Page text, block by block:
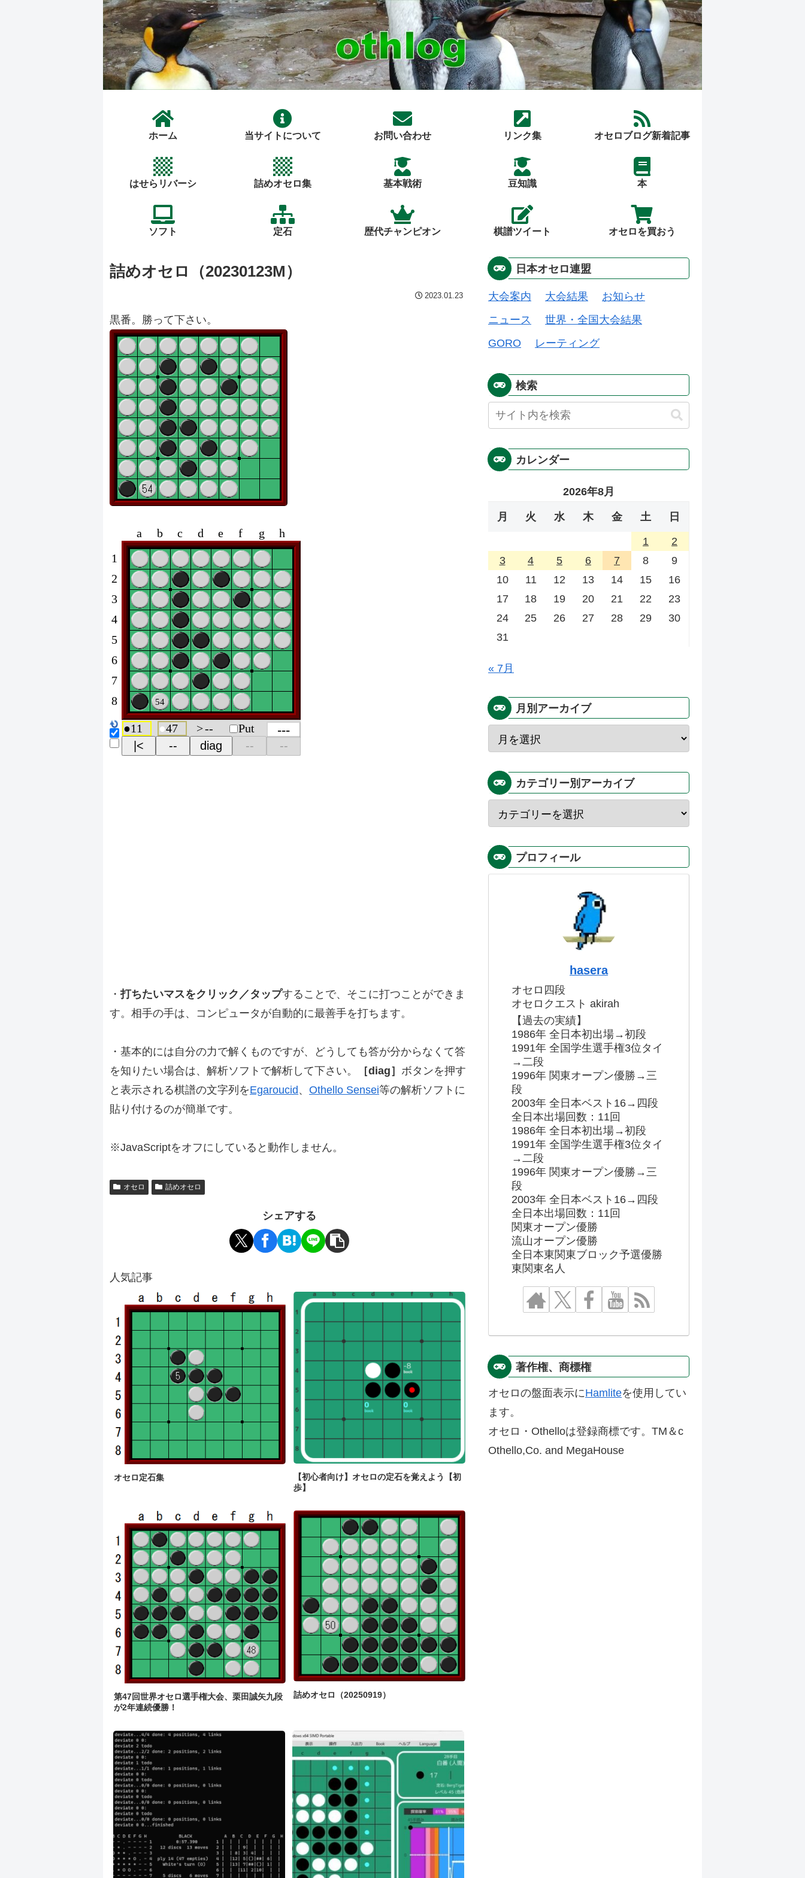
ホーム 当サイトについて お問い合わせ リンク集 オセロブログ新着記事
はせらリバーシ 詰めオセロ集 基本戦術 豆知識 本
ソフト 定石 歴代チャンピオン 棋譜ツイート オセロを買おう
詰めオセロ（20230123M）
2023.01.23
黒番。勝って下さい。
・打ちたいマスをクリック／タップすることで、そこに打つことができま
す。相手の手は、コンピュータが自動的に最善手を打ちます。
・基本的には自分の力で解くものですが、どうしても答が分からなくて答
を知りたい場合は、解析ソフトで解析して下さい。
［diag］ ボタンを押す
と表示される棋譜の文字列をEgaroucid、 Othello Sensei等の解析ソフトに
貼り付けるのが簡単です。
※JavaScriptをオフにしていると動作しません。
オセロ 詰めオセロ
シェアする
人気記事
オセロ定石集
【初心者向け】オセロの定石を覚えよう【初
歩】
第47回世界オセロ選手権大会、栗田誠矢九段
が2年連続優勝！
詰めオセロ（20250919）
日本オセロ連盟
大会案内 大会結果
お知らせ
ニュース
世界・全国大会結果
GORO
レーティング
検索
カレンダー
2026年8月
月 火 水 木 金 土 日
1
2
3
4 5 6 7 8
9
10
11 12 13 14 15
16
17
18 19 20 21 22
23
24
25 26 27 28 29
30
31
« 7月
月別アーカイブ
カテゴリー別アーカイブ
プロフィール
hasera
オセロ四段
オセロクエスト akirah
【過去の実績】
1986年 全日本初出場→初段
1991年 全国学生選手権3位タイ
→二段
1996年 関東オープン優勝→三
段
2003年 全日本ベスト16→四段
全日本出場回数：11回
1986年 全日本初出場→初段
1991年 全国学生選手権3位タイ
→二段
1996年 関東オープン優勝→三
段
2003年 全日本ベスト16→四段
全日本出場回数：11回
関東オープン優勝
流山オープン優勝
全日本東関東ブロック予選優勝
東関東名人
著作権、商標権
オセロの盤面表示にHamliteを使用してい
ます。
オセロ・Othelloは登録商標です。TM＆c
Othello,Co. and MegaHouse